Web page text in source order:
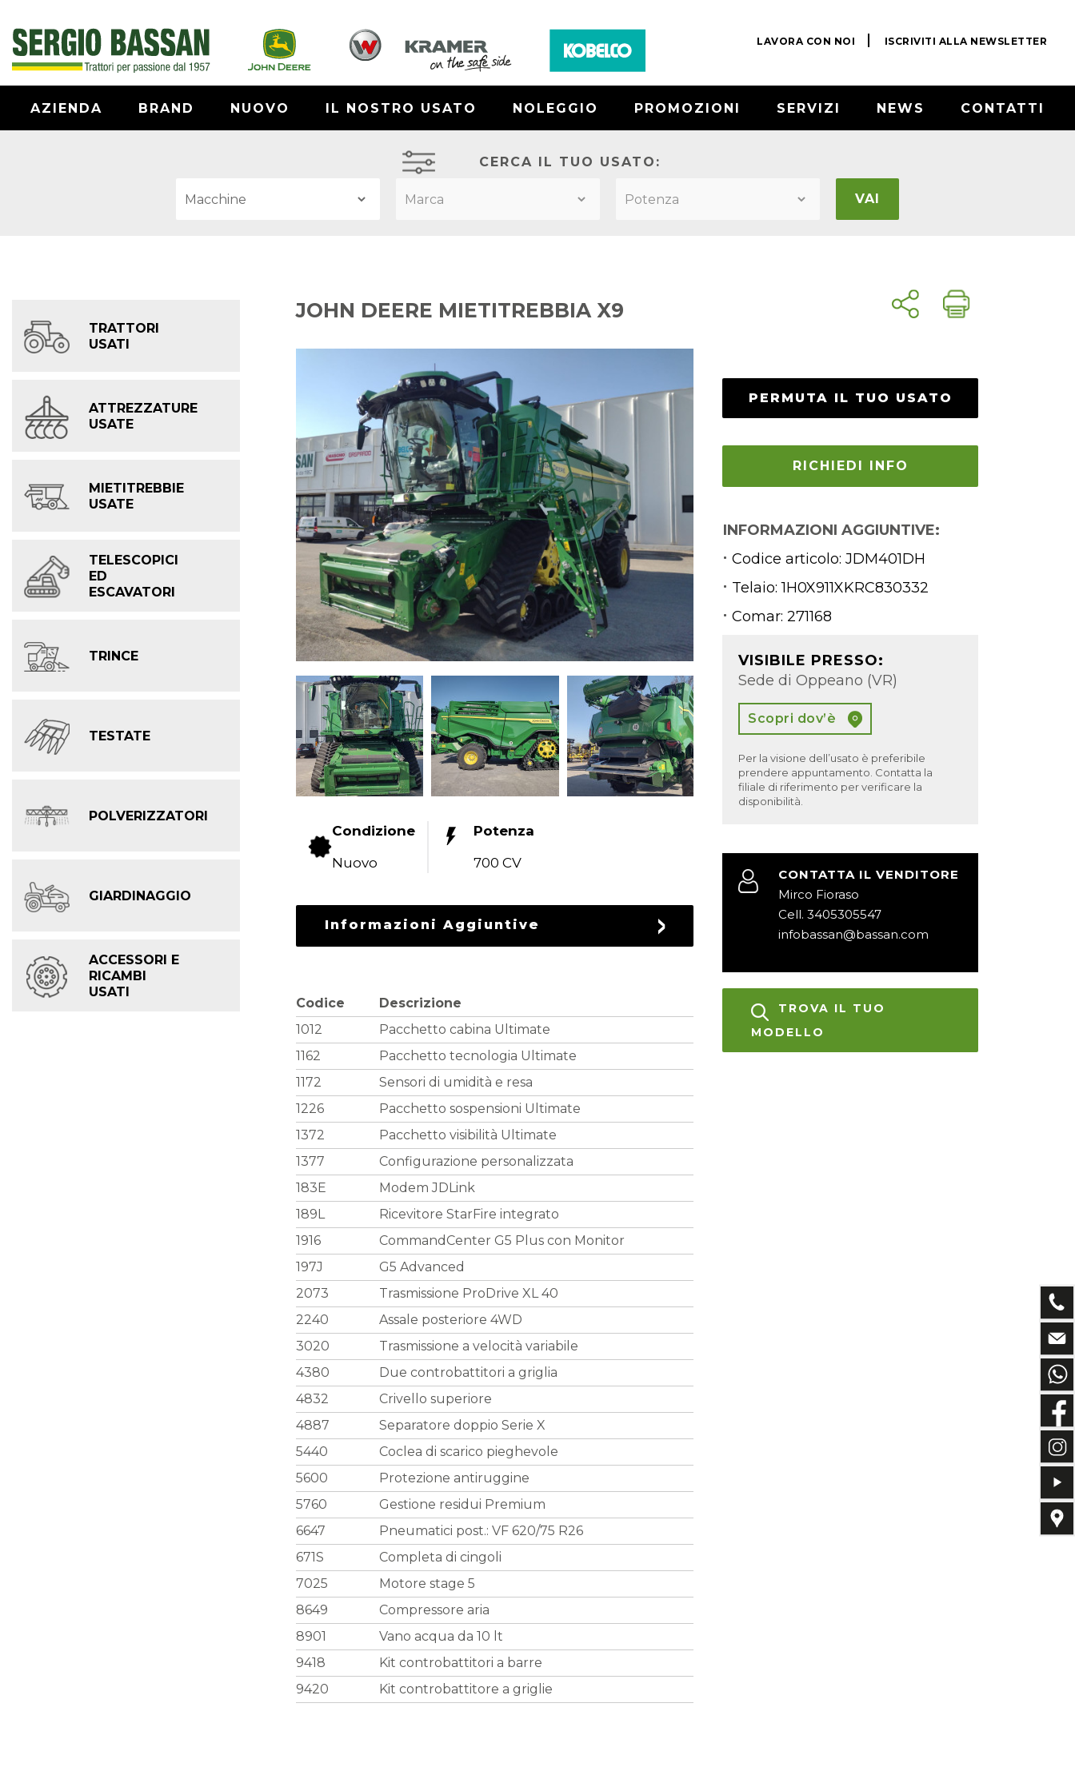
LAVORA CON NOI ISCRIVITI ALLA NEWSLETTER
AZIENDA BRAND NUOVO IL NOSTRO USATO NOLEGGIO PROMOZIONI SERVIZI NEWS CONTATTI
CERCA IL TUO USATO:
VAI
PERMUTA IL TUO USATO
RICHIEDI INFO
INFORMAZIONI AGGIUNTIVE:
Codice articolo: JDM401DH
Telaio: 1H0X911XKRC830332
Comar: 271168
VISIBILE PRESSO:
Sede di Oppeano (VR)
Scopri dov’è
Per la visione dell’usato è preferibile
prendere appuntamento. Contatta la
filiale di riferimento per verificare la
disponibilità.
CONTATTA IL VENDITORE
Mirco Fioraso
Cell. 3405305547
infobassan@bassan.com
TROVA IL TUO
MODELLO
JOHN DEERE MIETITREBBIA X9
Condizione
Nuovo
Potenza
700 CV
Informazioni Aggiuntive
Codice
Descrizione
1012
Pacchetto cabina Ultimate
1162
Pacchetto tecnologia Ultimate
1172
Sensori di umidità e resa
1226
Pacchetto sospensioni Ultimate
1372
Pacchetto visibilità Ultimate
1377
Configurazione personalizzata
183E
Modem JDLink
189L
Ricevitore StarFire integrato
1916
CommandCenter G5 Plus con Monitor
197J
G5 Advanced
2073
Trasmissione ProDrive XL 40
2240
Assale posteriore 4WD
3020
Trasmissione a velocità variabile
4380
Due controbattitori a griglia
4832
Crivello superiore
4887
Separatore doppio Serie X
5440
Coclea di scarico pieghevole
5600
Protezione antiruggine
5760
Gestione residui Premium
6647
Pneumatici post.: VF 620/75 R26
671S
Completa di cingoli
7025
Motore stage 5
8649
Compressore aria
8901
Vano acqua da 10 lt
9418
Kit controbattitori a barre
9420
Kit controbattitore a griglie
TRATTORI
USATI
ATTREZZATURE
USATE
MIETITREBBIE
USATE
TELESCOPICI
ED
ESCAVATORI
TRINCE
TESTATE
POLVERIZZATORI
GIARDINAGGIO
ACCESSORI E
RICAMBI
USATI